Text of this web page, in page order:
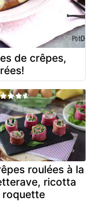
de crêpes,
roulées à la
ricotta
roquette